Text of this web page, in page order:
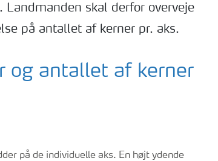
skal derfor overveje
på antallet af kerner pr. aks.
og antallet af kerner
på de individuelle aks. En højt ydende